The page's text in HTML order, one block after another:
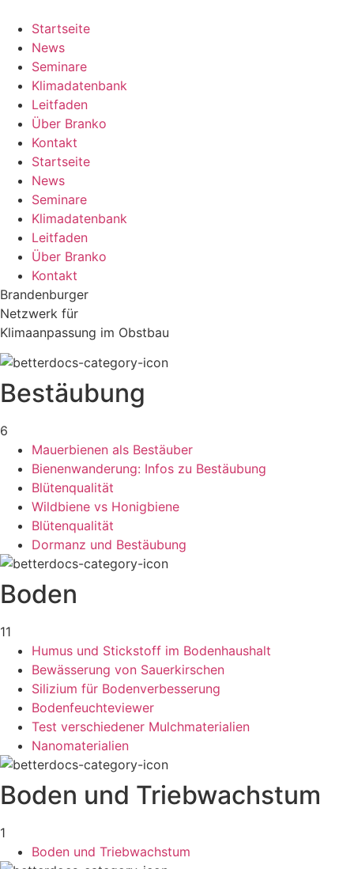
Inhalt
springen
Startseite
News
Seminare
Klimadatenbank
Leitfaden
Über Branko
Kontakt
Startseite
News
Seminare
Klimadatenbank
Leitfaden
Über Branko
Kontakt
Brandenburger
Netzwerk für
Klimaanpassung im Obstbau
Bestäubung
6
Mauerbienen als Bestäuber
Bienenwanderung: Infos zu Bestäubung
Blütenqualität
Wildbiene vs Honigbiene
Blütenqualität
Dormanz und Bestäubung
Boden
11
Humus und Stickstoff im Bodenhaushalt
Bewässerung von Sauerkirschen
Silizium für Bodenverbesserung
Bodenfeuchteviewer
Test verschiedener Mulchmaterialien
Nanomaterialien
Boden und Triebwachstum
1
Boden und Triebwachstum